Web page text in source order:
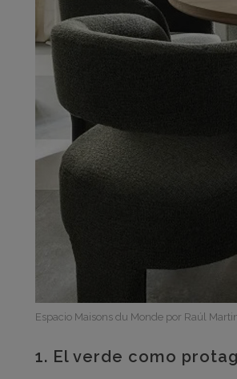
Espacio Maisons du Monde por Raúl
1. El verde como